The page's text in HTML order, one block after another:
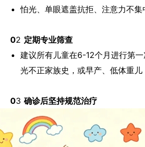
怕光、单眼遮盖抗拒、注意力不
02 定期专业筛查
建议所有儿童在6-12个月进行第
光不正家族史，或早产、低体重
03 确诊后坚持规范治疗